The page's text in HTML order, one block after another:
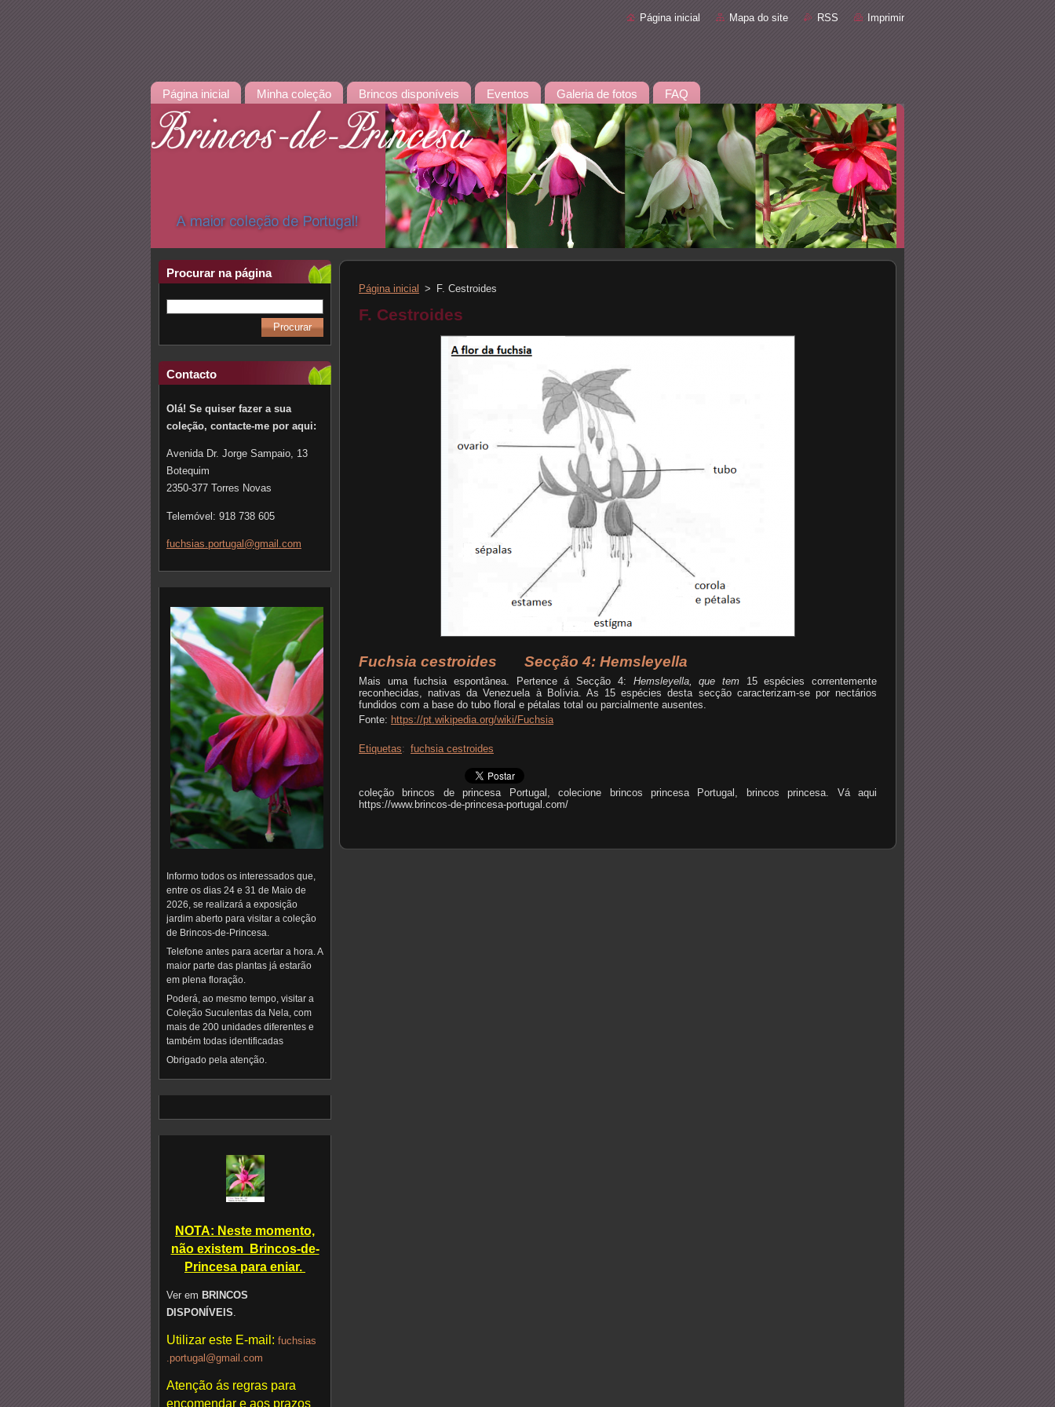
Página inicial Mapa do site RSS Imprimir
Página inicial Minha coleção Brincos disponíveis Eventos Galeria de fotos FAQ
Procurar na página
Contacto
Olá! Se quiser fazer a sua
coleção, contacte-me por aqui:
Avenida Dr. Jorge Sampaio, 13
Botequim
2350-377 Torres Novas
Telemóvel: 918 738 605
fuchsias .portuga l@gmail. com
Informo todos os interessados que,
entre os dias 24 e 31 de Maio de
2026, se realizará a exposição
jardim aberto para visitar a coleção
de Brincos-de-Princesa.
Telefone antes para acertar a hora. A
maior parte das plantas já estarão
em plena floração.
Poderá, ao mesmo tempo, visitar a
Coleção Suculentas da Nela, com
mais de 200 unidades diferentes e
também todas identificadas
Obrigado pela atenção.
NOTA: Neste momento,
não existem Brincos-de-
Princesa para eniar.
Ver em BRINCOS
DISPONÍVEIS
Utilizar este E-mail: fuchsias
.portugal@gmail.com
Atenção ás regras para
encomendar e aos prazos
Página inicial > F. Cestroides
F. Cestroides
Fuchsia cestroides Secção 4: Hemsleyella
Mais uma fuchsia espontânea. Pertence á Secção 4: Hemsleyella, que tem15 espécies correntemente
reconhecidas, nativas da Venezuela à Bolívia. As 15 espécies desta secção caracterizam-se por nectários
fundidos com a base do tubo floral e pétalas total ou parcialmente ausentes.
Fonte: https://pt.wikipedia.org/wiki/Fuchsia
Etiquetas: fuchsia cestroides
coleção brincos de princesa Portugal, colecione brincos princesa Portugal, brincos princesa. Vá aqui
https://www.brincos-de-princesa-portugal.com/